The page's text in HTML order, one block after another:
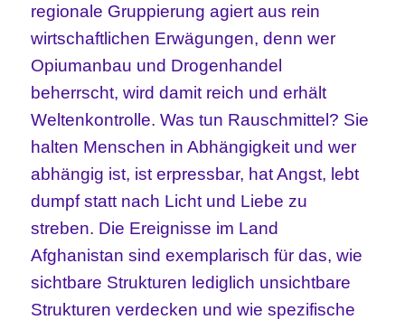
regionale Gruppierung agiert aus rein
wirtschaftlichen Erwägungen, denn wer
Opiumanbau und Drogenhandel
beherrscht, wird damit reich und erhält
Weltenkontrolle. Was tun Rauschmittel? Sie
halten Menschen in Abhängigkeit und wer
abhängig ist, ist erpressbar, hat Angst, lebt
dumpf statt nach Licht und Liebe zu
streben. Die Ereignisse im Land
Afghanistan sind exemplarisch für das, wie
sichtbare Strukturen lediglich unsichtbare
Strukturen verdecken und wie spezifische